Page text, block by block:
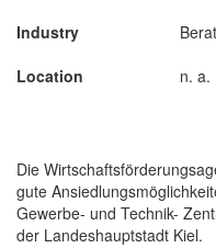
Industry
Location
n. a.
Die
gute
Gewerbe- und Technik-
der Landeshauptstadt Kiel.